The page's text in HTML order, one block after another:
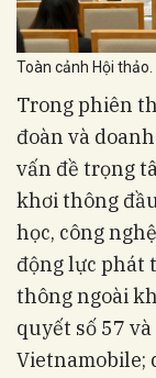
Toàn cảnh Hội thảo.
Trong phiên
đoàn và
vấn đề trọng
khơi thông
học, công
động lực phát
thông ngoài
quyết số 57
Vietnamobile;